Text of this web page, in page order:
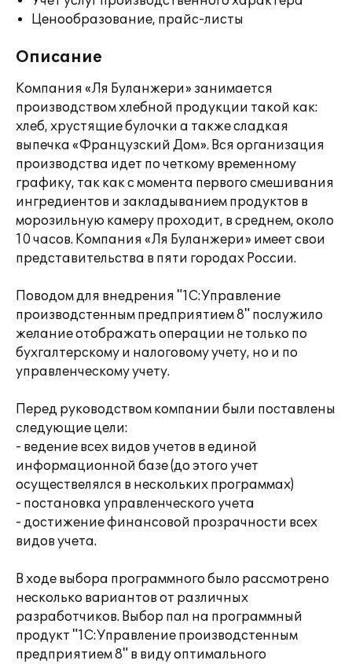
Ценообразование, прайс-листы
Описание
Компания «Ля Буланжери» занимается
производством хлебной продукции такой как:
хлеб, хрустящие булочки а также сладкая
выпечка «Французский Дом». Вся организация
производства идет по четкому временному
графику, так как с момента первого смешивания
ингредиентов и закладыванием продуктов в
морозильную камеру проходит, в среднем, около
10 часов. Компания «Ля Буланжери» имеет свои
представительства в пяти городах России.
Поводом для внедрения "1С:Управление
производстенным предприятием 8" послужило
желание отображать операции не только по
бухгалтерскому и налоговому учету, но и по
управленческому учету.
Перед руководством компании были поставлены
следующие цели:
- ведение всех видов учетов в единой
информационной базе (до этого учет
осуществелялся в нескольких программах)
- постановка управленческого учета
- достижение финансовой прозрачности всех
видов учета.
В ходе выбора программного было рассмотрено
несколько вариантов от различных
разработчиков. Выбор пал на программный
продукт "1С:Управление производстенным
предприятием 8" в виду оптимального